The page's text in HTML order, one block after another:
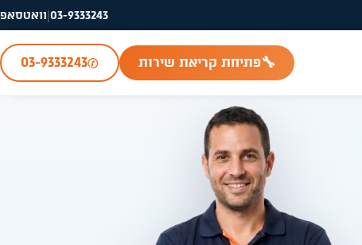
03-9333243
|וואטסאפ
🔧פתיחת קריאת שירות ✆
03-9333243